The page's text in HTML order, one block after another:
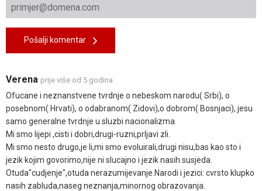
Pošalji komentar
Verena prije više od 5 godina
Ofucane i neznanstvene tvrdnje o nebeskom narodu( Srbi), o
posebnom( Hrvati), o odabranom( Zidovi),o dobrom( Bosnjaci), jesu
samo generalne tvrdnje u sluzbi nacionalizma.
Mi smo lijepi ,cisti i dobri,drugi-ruzni,prljavi zli.
Mi smo nesto drugo,je li,mi smo evoluirali,drugi nisu,bas kao sto i
jezik kojim govorimo,nije ni slucajno i jezik nasih susjeda.
Otuda"cudjenje",otuda nerazumijevanje.Narodi i jezici: cvrsto klupko
nasih zabluda,naseg neznanja,minornog obrazovanja.